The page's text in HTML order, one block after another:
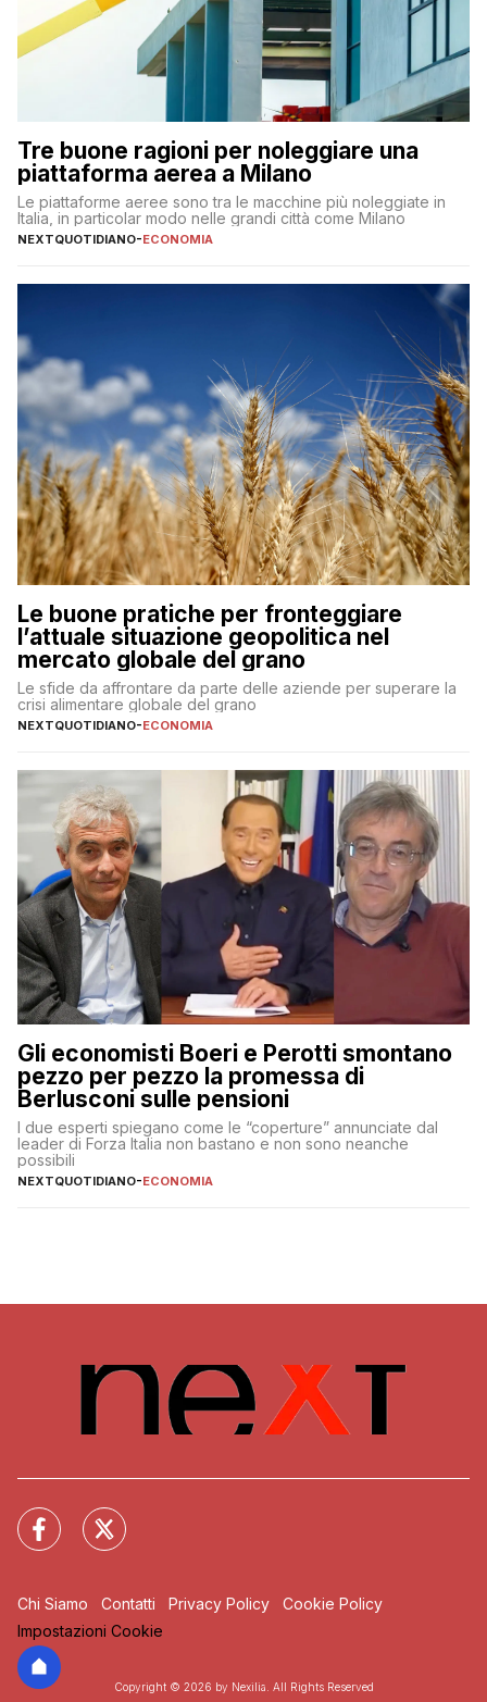
Tre buone ragioni per noleggiare una
piattaforma aerea a Milano
Le piattaforme aeree sono tra le macchine più noleggiate in
Italia, in particolar modo nelle grandi città come Milano
NEXTQUOTIDIANO-ECONOMIA
Le buone pratiche per fronteggiare
l’attuale situazione geopolitica nel
mercato globale del grano
Le sfide da affrontare da parte delle aziende per superare la
crisi alimentare globale del grano
NEXTQUOTIDIANO-ECONOMIA
Gli economisti Boeri e Perotti smontano
pezzo per pezzo la promessa di
Berlusconi sulle pensioni
I due esperti spiegano come le “coperture” annunciate dal
leader di Forza Italia non bastano e non sono neanche
possibili
NEXTQUOTIDIANO-ECONOMIA
Chi Siamo Contatti Privacy Policy
Cookie Policy
Impostazioni Cookie
Copyright © 2026 by Nexilia. All Rights Reserved